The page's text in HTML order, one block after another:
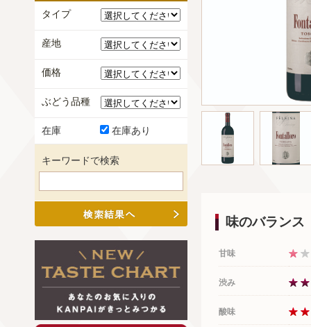
味のバランス
甘味
渋み
酸味
タイプ
産地
価格
ぶどう品種
在庫 在庫あり
キーワードで検索